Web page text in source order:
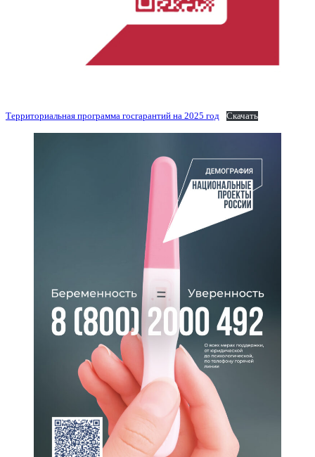
Территориальная программа госгарантий на 2025 год Скачать